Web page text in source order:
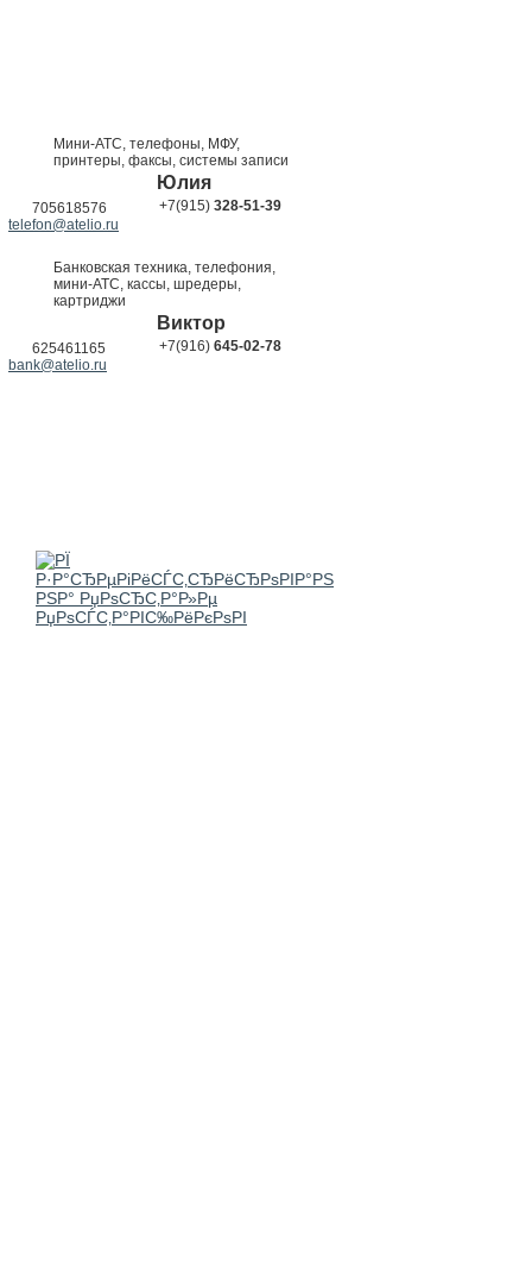
Мини-АТС, телефоны, МФУ,
принтеры, факсы, системы записи
Юлия
705618576 +7(915) 328-51-39
telefon@atelio.ru
Банковская техника, телефония,
мини-АТС, кассы, шредеры,
картриджи
Виктор
625461165 +7(916) 645-02-78
bank@atelio.ru